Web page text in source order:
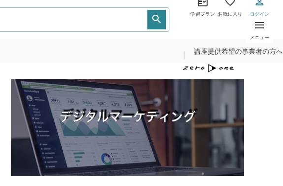
学習プラン お気に入り ログイン
メニュー
講座提供希望の事業者の方へ